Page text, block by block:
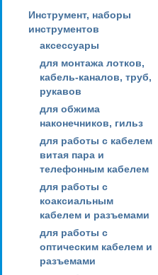
Инструмент, наборы
инструментов
аксессуары
для монтажа лотков,
кабель-каналов, труб,
рукавов
для обжима
наконечников, гильз
для работы с кабелем
витая пара и
телефонным кабелем
для работы с
коаксиальным
кабелем и разъемами
для работы с
оптическим кабелем и
разъемами